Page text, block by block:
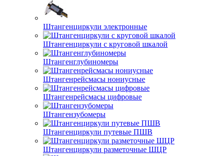
Штангенциркули электронные
Штангенциркули с круговой шкалой
Штангенглубиномеры
Штангенрейсмасы нониусные
Штангенрейсмасы цифровые
Штангензубомеры
Штангенциркули путевые ПШВ
Штангенциркули разметочные ШЦР